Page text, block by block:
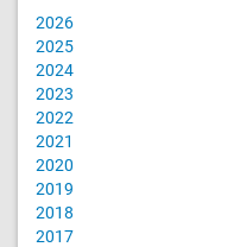
2026
2025
2024
2023
2022
2021
2020
2019
2018
2017